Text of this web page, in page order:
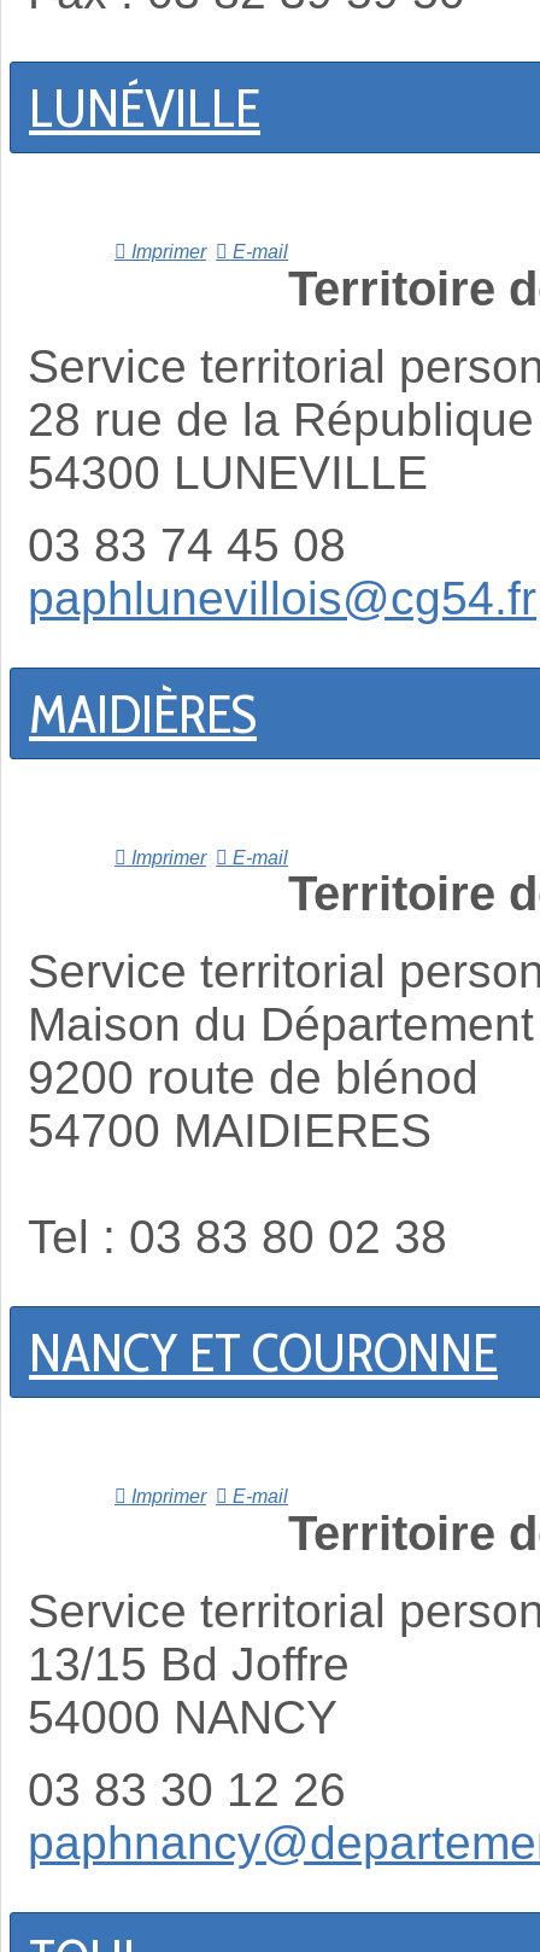
LUNÉVILLE
Imprimer E-mail
Territoire
Service territorial
28 rue de la République
54300 LUNEVILLE
03 83 74 45 08
paphlunevillois@cg54.fr
MAIDIÈRES
Imprimer E-mail
Territoire
Service territorial
Maison du Département
9200 route de blénod
54700 MAIDIERES
Tel : 03 83 80 02 38
NANCY ET COURONNE
Imprimer E-mail
Territoire
Service territorial
13/15 Bd Joffre
54000 NANCY
03 83 30 12 26